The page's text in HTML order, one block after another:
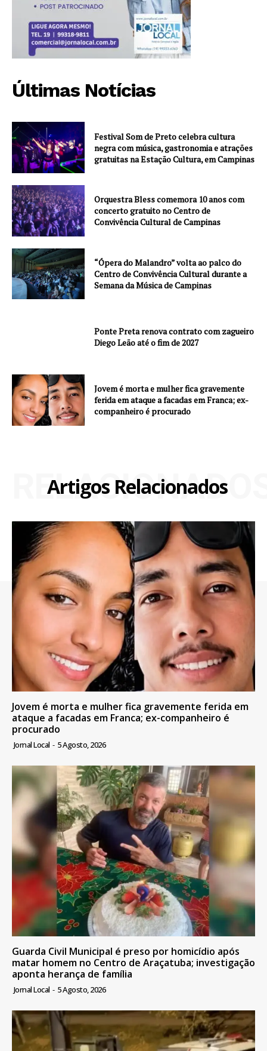
Últimas Notícias
Festival Som de Preto celebra cultura
negra com música, gastronomia e atrações
gratuitas na Estação Cultura, em Campinas
Orquestra Bless comemora 10 anos com
concerto gratuito no Centro de
Convivência Cultural de Campinas
“Ópera do Malandro” volta ao palco do
Centro de Convivência Cultural durante a
Semana da Música de Campinas
Ponte Preta renova contrato com zagueiro
Diego Leão até o fim de 2027
Jovem é morta e mulher fica gravemente
ferida em ataque a facadas em Franca; ex-
companheiro é procurado
Artigos Relacionados
Jovem é morta e mulher fica gravemente ferida em
ataque a facadas em Franca; ex-companheiro é
procurado
Jornal Local - 5 Agosto, 2026
Guarda Civil Municipal é preso por homicídio após
matar homem no Centro de Araçatuba; investigação
aponta herança de família
Jornal Local - 5 Agosto, 2026